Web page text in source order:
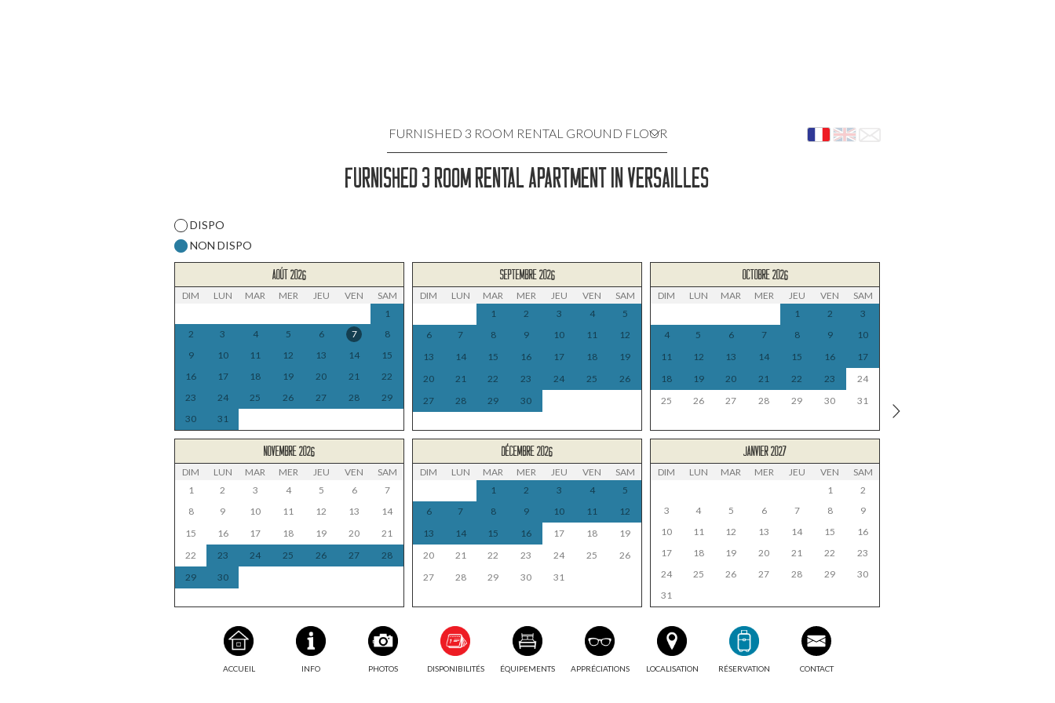
FURNISHED 3 ROOM RENTAL GROUND FLOOR
LOCATION MEUBLÉE 3 PIÈCES 2
LOCATION MEUBLÉE STUDIO 1
LOCATION MEUBLÉE STUDIO 2
FURNISHED 3 ROOM RENTAL APARTMENT IN VERSAILLES
DISPO
NON DISPO
AOÛT 2026
DIM LUN MAR MER JEU VEN
SAM
1
2
3 4 5 6 7
8
9
10 11 12 13 14
15
16
17 18 19 20 21
22
23
24 25 26 27 28
29
30
31
SEPTEMBRE 2026
DIM LUN MAR MER JEU VEN
SAM
1
2 3 4
5
6
7 8 9 10 11
12
13
14 15 16 17 18
19
20
21 22 23 24 25
26
27
28 29 30
OCTOBRE 2026
DIM LUN MAR MER JEU VEN
SAM
1
2
3
4
5 6 7 8 9
10
11
12 13 14 15 16
17
18
19 20 21 22 23
24
25
26 27 28 29 30 31
NOVEMBRE 2026
DIM LUN MAR MER JEU VEN
SAM
1
2 3 4 5 6
7
8
9 10 11 12 13
14
15
16 17 18 19 20
21
22
23 24 25 26 27
28
29
30
DÉCEMBRE 2026
DIM LUN MAR MER JEU VEN
SAM
1
2 3 4
5
6
7 8 9 10 11
12
13
14 15 16 17 18
19
20
21 22 23 24 25
26
27
28 29 30 31
JANVIER 2027
DIM LUN MAR MER JEU VEN
SAM
1
2
3
4 5 6 7 8
9
10
11 12 13 14 15
16
17
18 19 20 21 22
23
24
25 26 27 28 29
30
31
ACCUEIL INFO PHOTOS DISPONIBILITÉS ÉQUIPEMENTS APPRÉCIATIONS LOCALISATION RÉSERVATION CONTACT